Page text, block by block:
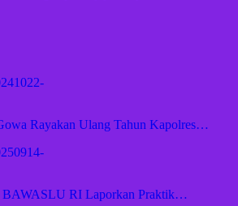
Rayakan Ulang Tahun Kapolres…
BAWASLU RI Laporkan Praktik…